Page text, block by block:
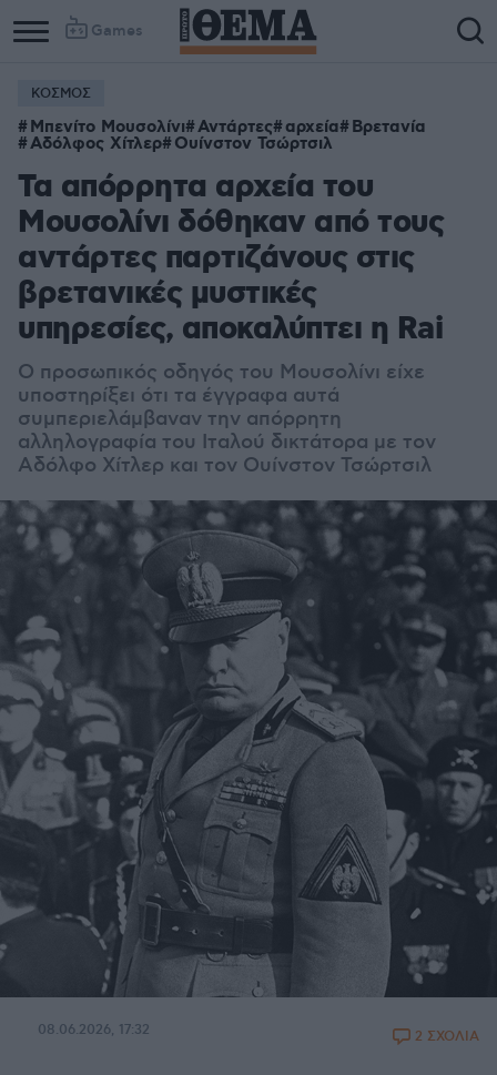
Games
ΚΟΣΜΟΣ
Μπενίτο Μουσολίνι Αντάρτες αρχεία Βρετανία
Αδόλφος Χίτλερ Ουίνστον Τσώρτσιλ
Τα απόρρητα αρχεία του
Μουσολίνι δόθηκαν από τους
αντάρτες παρτιζάνους στις
βρετανικές μυστικές
υπηρεσίες, αποκαλύπτει η Rai
Ο προσωπικός οδηγός του Μουσολίνι είχε
υποστηρίξει ότι τα έγγραφα αυτά
συμπεριελάμβαναν την απόρρητη
αλληλογραφία του Ιταλού δικτάτορα με τον
Αδόλφο Χίτλερ και τον Ουίνστον Τσώρτσιλ
08.06.2026, 17:32 2 ΣΧΟΛΙΑ